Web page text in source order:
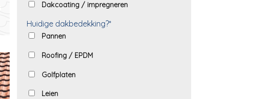
Dakcoating / impregneren
Huidige dakbedekking?*
Pannen
Roofing / EPDM
Golfplaten
Leien